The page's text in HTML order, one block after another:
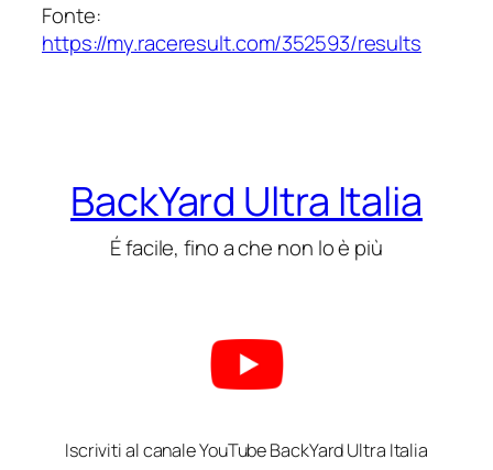
Fonte:
https://my.raceresult.com/352593/results
BackYard Ultra Italia
É facile, fino a che non lo è più
Iscriviti al canale YouTube BackYard Ultra Italia